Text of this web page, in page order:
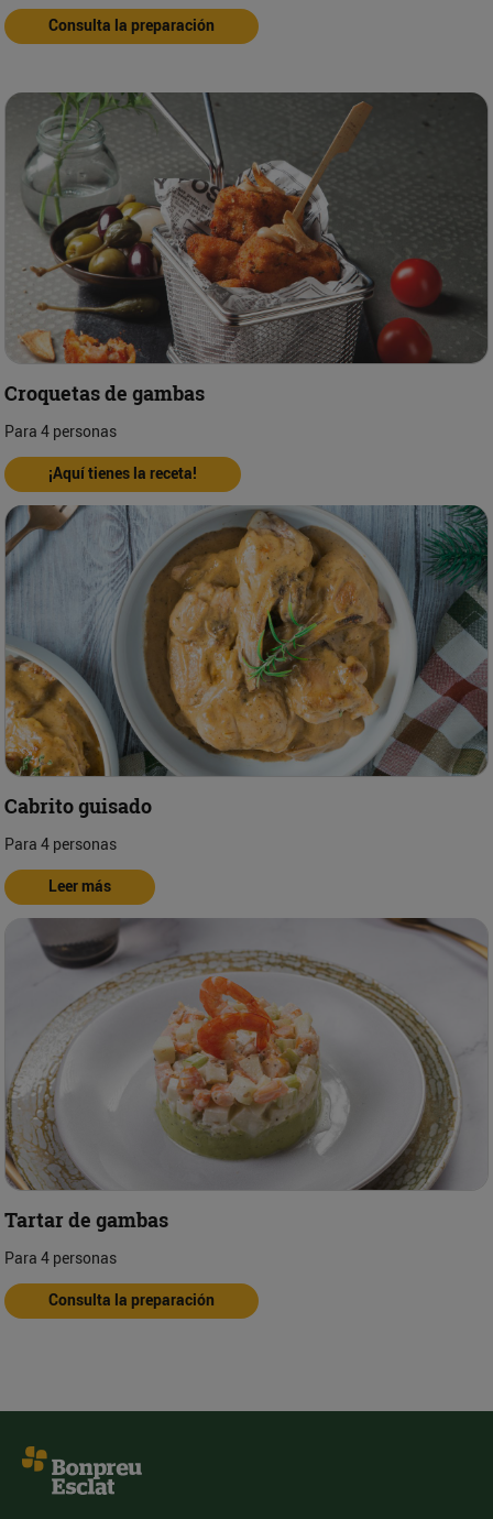
Consulta la preparación
Croquetas de gambas
Para 4 personas
¡Aquí tienes la receta!
Cabrito guisado
Para 4 personas
Leer más
Tartar de gambas
Para 4 personas
Consulta la preparación